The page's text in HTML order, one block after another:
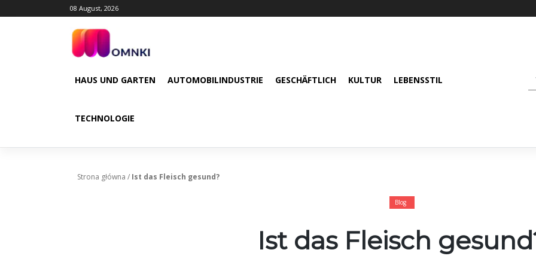
to
08 August, 2026
HAUS UND GARTEN AUTOMOBILINDUSTRIE GESCHÄFTLICH KULTUR LEBENSSTIL
TECHNOLOGIE
Strona główna / Ist das Fleisch gesund?
Blog
Ist das Fleisch